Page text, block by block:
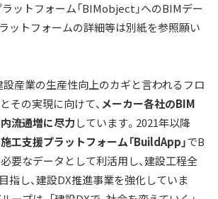
ラットフォーム「BIMobject」へのBIMデー
ットフォームの詳細等は別紙を参照願い
設産業の生産性向上のカギと言われるフロ
その実現に向けて、 メーカー各社のBIM
流通増に尽力しています。2021年以降
工支援プラットフォーム「BuildApp」でB
要なデータとして利活用し、建設工程全
指し、建設DX推進事業を強化していま